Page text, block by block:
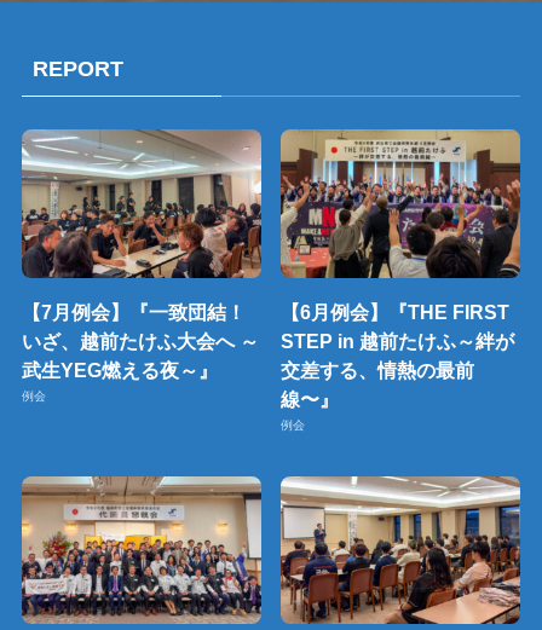
REPORT
【7月例会】『一致団結！
いざ、越前たけふ大会へ ～
武生YEG燃える夜～』
例会
【6月例会】『THE FIRST
STEP in 越前たけふ～絆が
交差する、情熱の最前
線〜』
例会